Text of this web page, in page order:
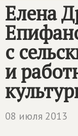
Елена
с
и
08 июля 2013